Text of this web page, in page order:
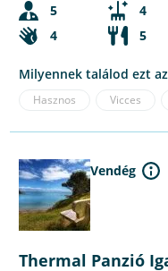
5
4
4
5
Milyennek találod ezt
Hasznos Vicces
Vendég
Thermal Panzió